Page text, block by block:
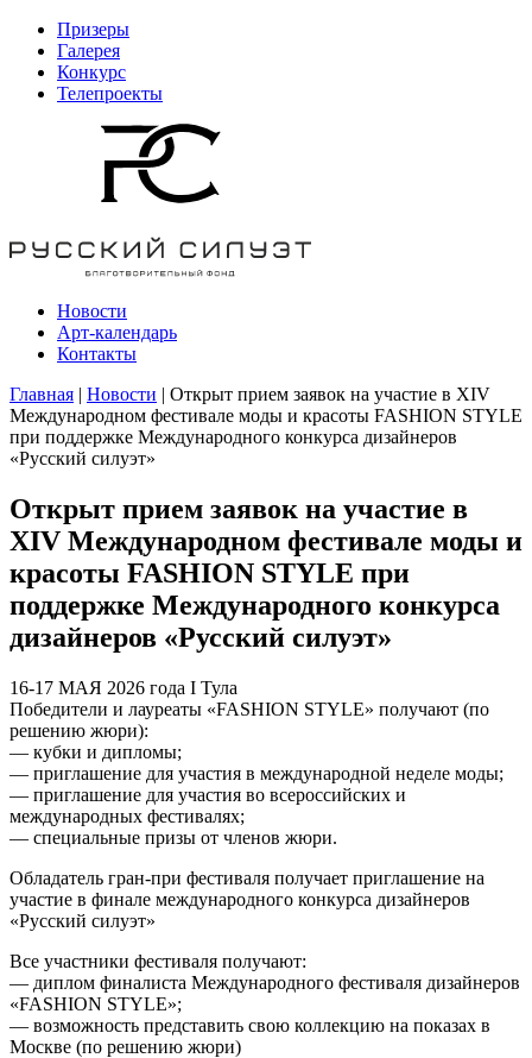
Призеры
Галерея
Конкурс
Телепроекты
Новости
Арт-календарь
Контакты
Главная | Новости | Открыт прием заявок на участие в XIV
Международном фестивале моды и красоты FASHION STYLE
при поддержке Международного конкурса дизайнеров
«Русский силуэт»
Открыт прием заявок на участие в
XIV Международном фестивале моды и
красоты FASHION STYLE при
поддержке Международного конкурса
дизайнеров «Русский силуэт»
16-17 МАЯ 2026 года I Тула
Победители и лауреаты «FASHION STYLE» получают (по
решению жюри):
— кубки и дипломы;
— приглашение для участия в международной неделе моды;
— приглашение для участия во всероссийских и
международных фестивалях;
— специальные призы от членов жюри.
Обладатель гран-при фестиваля получает приглашение на
участие в финале международного конкурса дизайнеров
«Русский силуэт»
Все участники фестиваля получают:
— диплом финалиста Международного фестиваля дизайнеров
«FASHION STYLE»;
— возможность представить свою коллекцию на показах в
Москве (по решению жюри)